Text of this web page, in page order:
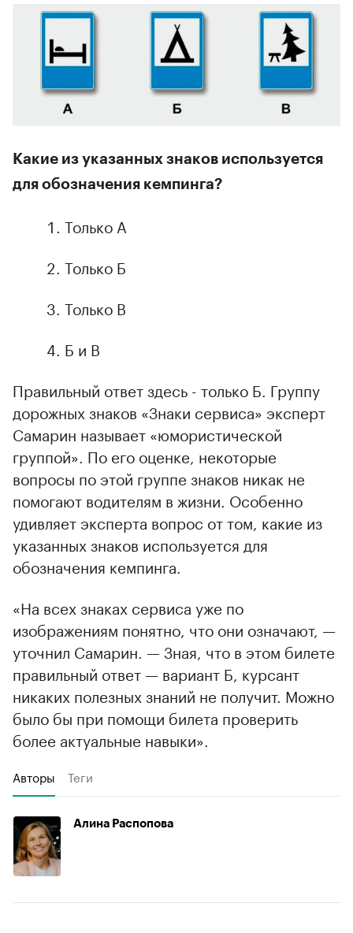
Какие из указанных знаков используется
для обозначения кемпинга?
Только А
Только Б
Только В
Б и В
Правильный ответ здесь - только Б. Группу
дорожных знаков «Знаки сервиса» эксперт
Самарин называет «юмористической
группой». По его оценке, некоторые
вопросы по этой группе знаков никак не
помогают водителям в жизни. Особенно
удивляет эксперта вопрос от том, какие из
указанных знаков используется для
обозначения кемпинга.
«На всех знаках сервиса уже по
изображениям понятно, что они означают, —
уточнил Самарин. — Зная, что в этом билете
правильный ответ — вариант Б, курсант
никаких полезных знаний не получит. Можно
было бы при помощи билета проверить
более актуальные навыки».
Авторы Теги
Алина Распопова